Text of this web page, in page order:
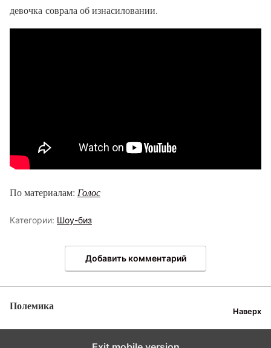
девочка соврала об изнасиловании.
По материалам: Голос
Категории: Шоу-биз
Добавить комментарий
Полемика Наверх